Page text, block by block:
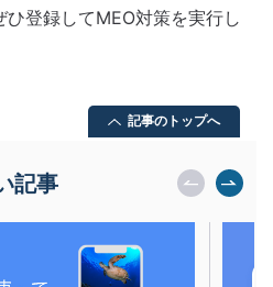
登録してMEO対策を実行し
記事のトップへ
記事